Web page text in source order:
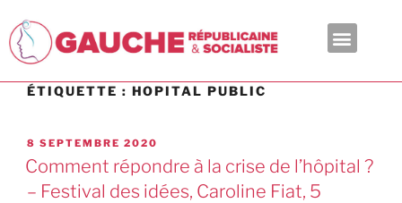
ÉTIQUETTE : HOPITAL PUBLIC
8 SEPTEMBRE 2020
Comment répondre à la crise de l’hôpital ?
– Festival des idées, Caroline Fiat, 5